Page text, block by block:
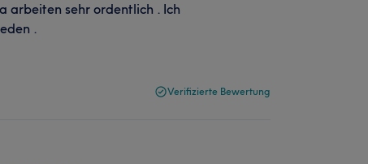
arbeiten sehr ordentlich . Ich
.
Verifizierte Bewertung